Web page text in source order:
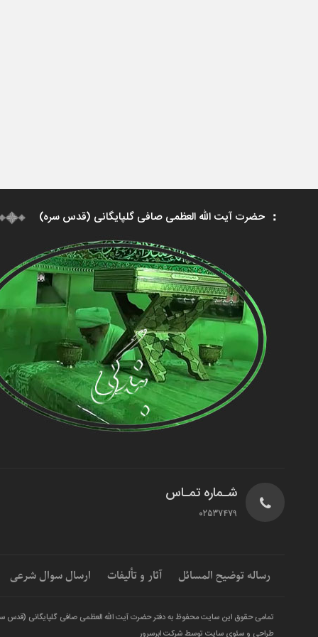
حضرت آیت الله العظمی صافی گلپایگانی (قدس سره)
شـماره تمـاس
02537479
رساله توضیح المسائل آثار و تألیفات ارسال سوال شرعی
تمامی حقوق این سایت محفوظ به دفتر حضرت آیت الله العظمی صافی گلپایگانی (قدس
طراحی و سئوی سایت توسط شرکت ابرسرور